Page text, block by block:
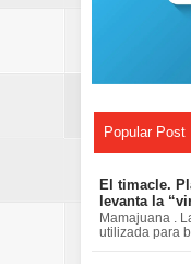
Popular Post
El timacle.
levanta la
Mamajuana .
utilizada para